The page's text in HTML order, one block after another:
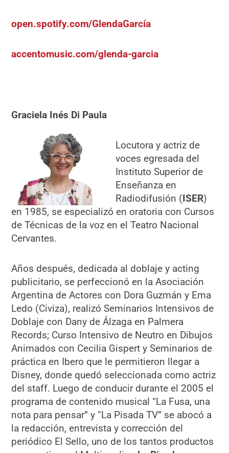
open.spotify.com/GlendaGarcía
accentomusic.com/glenda-garcia
Graciela Inés Di Paula
Locutora y actriz de
voces egresada del
Instituto Superior de
Enseñanza en
Radiodifusión (ISER)
en 1985, se especializó en oratoria con Cursos
de Técnicas de la voz en el Teatro Nacional
Cervantes.
Años después, dedicada al doblaje y acting
publicitario, se perfeccionó en la Asociación
Argentina de Actores con Dora Guzmán y Ema
Ledo (Civiza), realizó Seminarios Intensivos de
Doblaje con Dany de Álzaga en Palmera
Records; Curso Intensivo de Neutro en Dibujos
Animados con Cecilia Gispert y Seminarios de
práctica en Ibero que le permitieron llegar a
Disney, donde quedó seleccionada como actriz
del staff. Luego de conducir durante el 2005 el
programa de contenido musical “La Fusa, una
nota para pensar” y “La Pisada TV” se abocó a
la redacción, entrevista y corrección del
periódico El Sello, uno de los tantos productos